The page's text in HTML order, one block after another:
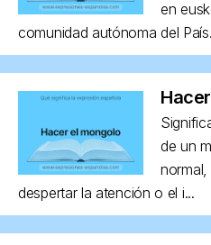
en
comunidad autónoma del
de un
despertar la atención o el i...